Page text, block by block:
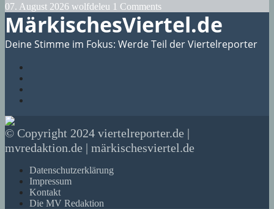
07. August 2026 wolfdeleu 1 Comments
MärkischesViertel.de
Deine Stimme im Fokus: Werde Teil der Viertelreporter
© Copyright 2024 viertelreporter.de |
mvredaktion.de | märkischesviertel.de
Datenschutzerklärung
Impressum
Kontakt
Die MV Redaktion